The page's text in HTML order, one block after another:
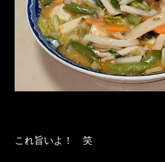
これ旨いよ！ 笑